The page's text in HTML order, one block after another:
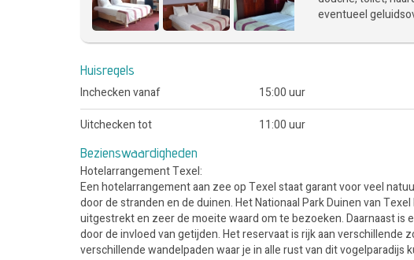
eventueel
Huisregels
Inchecken vanaf
15:00 uur
Uitchecken tot
11:00 uur
Bezienswaardigheden
Hotelarrangement Texel:
Een hotelarrangement aan zee op Texel staat garant voor veel
door de stranden en de duinen. Het Nationaal Park Duinen van
uitgestrekt en zeer de moeite waard om te bezoeken. Daarnaast
door de invloed van getijden. Het reservaat is rijk aan
verschillende wandelpaden waar je in alle rust van dit vogelparadijs